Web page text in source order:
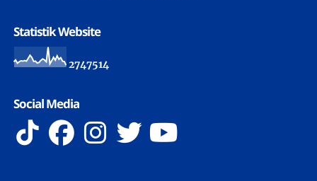
Statistik Website
2747514
Social Media